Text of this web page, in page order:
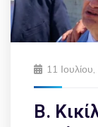
11
Β.